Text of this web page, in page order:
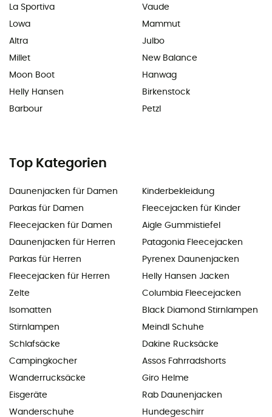
La Sportiva
Lowa
Altra
Millet
Moon Boot
Helly Hansen
Barbour
Vaude
Mammut
Julbo
New Balance
Hanwag
Birkenstock
Petzl
Top Kategorien
Daunenjacken für Damen
Parkas für Damen
Fleecejacken für Damen
Daunenjacken für Herren
Parkas für Herren
Fleecejacken für Herren
Zelte
Isomatten
Stirnlampen
Schlafsäcke
Campingkocher
Wanderrucksäcke
Eisgeräte
Wanderschuhe
Kinderbekleidung
Fleecejacken für Kinder
Aigle Gummistiefel
Patagonia Fleecejacken
Pyrenex Daunenjacken
Helly Hansen Jacken
Columbia Fleecejacken
Black Diamond Stirnlampen
Meindl Schuhe
Dakine Rucksäcke
Assos Fahrradshorts
Giro Helme
Rab Daunenjacken
Hundegeschirr